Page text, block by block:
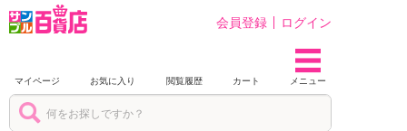
会員登録 ログイン
マイページ お気に入り 閲覧履歴 カート メニュー